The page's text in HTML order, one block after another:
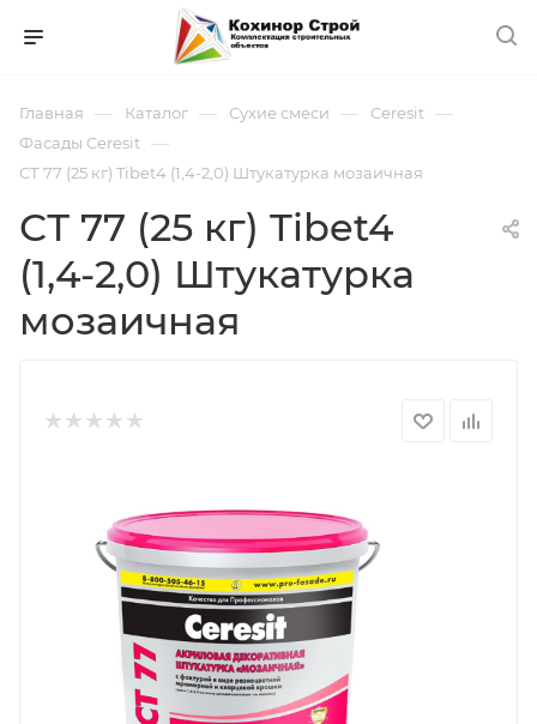
Главная — Каталог — Сухие смеси — Ceresit —
Фасады Ceresit —
СТ 77 (25 кг) Tibet4 (1,4-2,0) Штукатурка мозаичная
СТ 77 (25 кг) Tibet4
(1,4-2,0) Штукатурка
мозаичная